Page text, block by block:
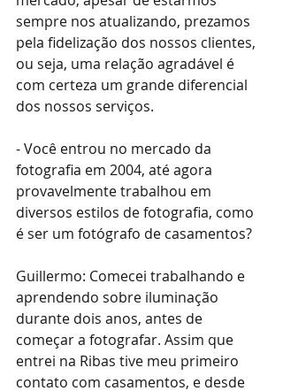
sempre nos atualizando, prezamos
pela fidelização dos nossos clientes,
ou seja, uma relação agradável é
com certeza um grande diferencial
dos nossos serviços.
- Você entrou no mercado da
fotografia em 2004, até agora
provavelmente trabalhou em
diversos estilos de fotografia, como
é ser um fotógrafo de casamentos?
Guillermo: Comecei trabalhando e
aprendendo sobre iluminação
durante dois anos, antes de
começar a fotografar. Assim que
entrei na Ribas tive meu primeiro
contato com casamentos, e desde